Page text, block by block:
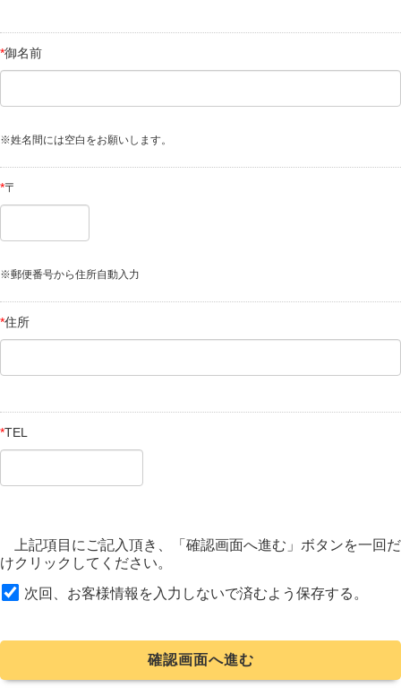
*御名前
※姓名間には空白をお願いします。
*〒
※郵便番号から住所自動入力
*住所
*TEL
上記項目にご記入頂き、「確認画面へ進む」ボタンを一回だ
けクリックしてください。
次回、お客様情報を入力しないで済むよう保存する。
確認画面へ進む